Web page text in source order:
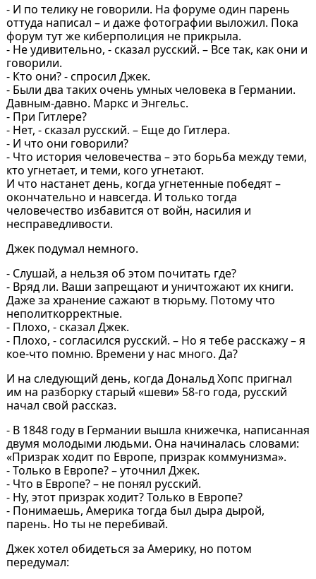
- И по телику не говорили. На форуме один парень
оттуда написал – и даже фотографии выложил. Пока
форум тут же киберполиция не прикрыла.
- Не удивительно, - сказал русский. – Все так, как они и
говорили.
- Кто они? - спросил Джек.
- Были два таких очень умных человека в Германии.
Давным-давно. Маркс и Энгельс.
- При Гитлере?
- Нет, - сказал русский. – Еще до Гитлера.
- И что они говорили?
- Что история человечества – это борьба между теми,
кто угнетает, и теми, кого угнетают.
И что настанет день, когда угнетенные победят –
окончательно и навсегда. И только тогда
человечество избавится от войн, насилия и
несправедливости.
Джек подумал немного.
- Слушай, а нельзя об этом почитать где?
- Вряд ли. Ваши запрещают и уничтожают их книги.
Даже за хранение сажают в тюрьму. Потому что
неполиткорректные.
- Плохо, - сказал Джек.
- Плохо, - согласился русский. – Но я тебе расскажу – я
кое-что помню. Времени у нас много. Да?
И на следующий день, когда Дональд Хопс пригнал
им на разборку старый «шеви» 58-го года, русский
начал свой рассказ.
- В 1848 году в Германии вышла книжечка, написанная
двумя молодыми людьми. Она начиналась словами:
«Призрак ходит по Европе, призрак коммунизма».
- Только в Европе? – уточнил Джек.
- Что в Европе? – не понял русский.
- Ну, этот призрак ходит? Только в Европе?
- Понимаешь, Америка тогда был дыра дырой,
парень. Но ты не перебивай.
Джек хотел обидеться за Америку, но потом
передумал: